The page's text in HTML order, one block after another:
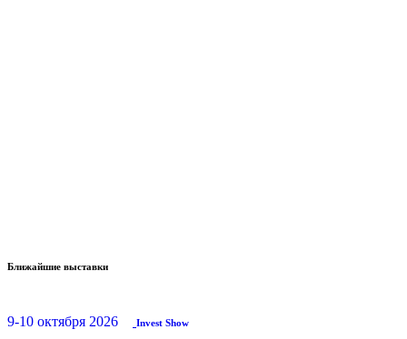
Ближайшие выставки
9-10 октября 2026 Invest Show